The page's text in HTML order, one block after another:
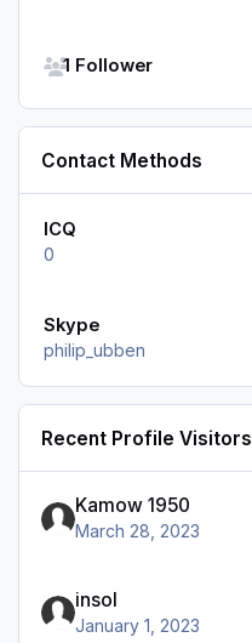
1 Follower
Contact Methods
ICQ
0
Skype
philip_ubben
Recent Profile Visitors
Kamow 1950
March 28, 2023
insol
January 1, 2023